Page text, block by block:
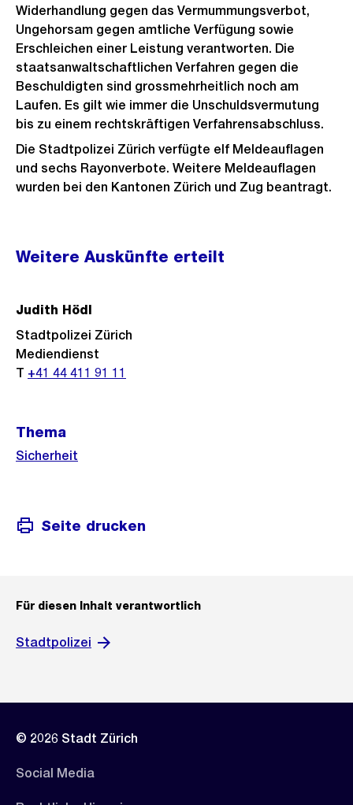
Widerhandlung gegen das Vermummungsverbot,
Ungehorsam gegen amtliche Verfügung sowie
Erschleichen einer Leistung verantworten. Die
staatsanwaltschaftlichen Verfahren gegen die
Beschuldigten sind grossmehrheitlich noch am
Laufen. Es gilt wie immer die Unschuldsvermutung
bis zu einem rechtskräftigen Verfahrensabschluss.
Die Stadtpolizei Zürich verfügte elf Meldeauflagen
und sechs Rayonverbote. Weitere Meldeauflagen
wurden bei den Kantonen Zürich und Zug beantragt.
Weitere
Informationen
Weitere Auskünfte erteilt
Judith Hödl
Stadtpolizei Zürich
Mediendienst
T +41 44 411 91 11
Thema
Sicherheit
Seite drucken
Für diesen Inhalt verantwortlich
Stadtpolizei
© 2026 Stadt Zürich
Social Media